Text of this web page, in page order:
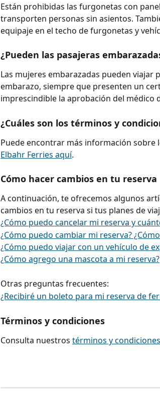
Están prohibidas las furgonetas con
transporten personas sin asientos.
equipaje en el techo de furgonetas y
¿Pueden las pasajeras
Las mujeres embarazadas pueden viajar
embarazo, siempre que presenten un
imprescindible la aprobación del médico
¿Cuáles son los términos y
Puede encontrar más información sobre
Elbahr Ferries aquí.
Cómo hacer cambios en tu reserva
A continuación, te ofrecemos algunos
cambios en tu reserva si tus planes de
¿Cómo puedo cancelar mi reserva y
¿Cómo puedo cambiar mi reserva?
¿Cómo puedo viajar con un vehículo de
¿Cómo agrego una mascota a mi reserva?
Otras preguntas frecuentes:
¿Recibiré un boleto para mi reserva de
Términos y condiciones
Consulta nuestros términos y